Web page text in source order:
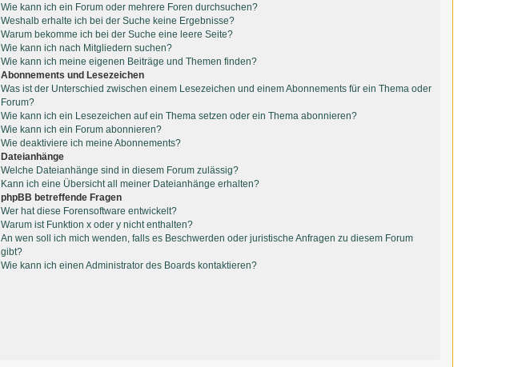
Wie kann ich ein Forum oder mehrere Foren durchsuchen?
Weshalb erhalte ich bei der Suche keine Ergebnisse?
Warum bekomme ich bei der Suche eine leere Seite?
Wie kann ich nach Mitgliedern suchen?
Wie kann ich meine eigenen Beiträge und Themen finden?
Abonnements und Lesezeichen
Was ist der Unterschied zwischen einem Lesezeichen und einem Abonnements für ein Thema oder
Forum?
Wie kann ich ein Lesezeichen auf ein Thema setzen oder ein Thema abonnieren?
Wie kann ich ein Forum abonnieren?
Wie deaktiviere ich meine Abonnements?
Dateianhänge
Welche Dateianhänge sind in diesem Forum zulässig?
Kann ich eine Übersicht all meiner Dateianhänge erhalten?
phpBB betreffende Fragen
Wer hat diese Forensoftware entwickelt?
Warum ist Funktion x oder y nicht enthalten?
An wen soll ich mich wenden, falls es Beschwerden oder juristische Anfragen zu diesem Forum
gibt?
Wie kann ich einen Administrator des Boards kontaktieren?